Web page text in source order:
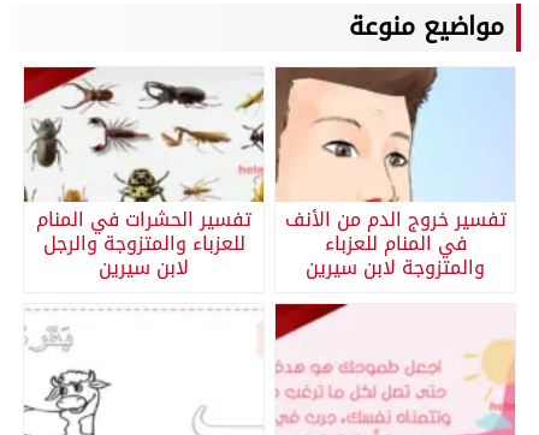
مواضيع منوعة
تفسير خروج الدم من الأنف
في المنام للعزباء
والمتزوجة لابن سيرين
تفسير الحشرات في المنام
للعزباء والمتزوجة والرجل
لابن سيرين